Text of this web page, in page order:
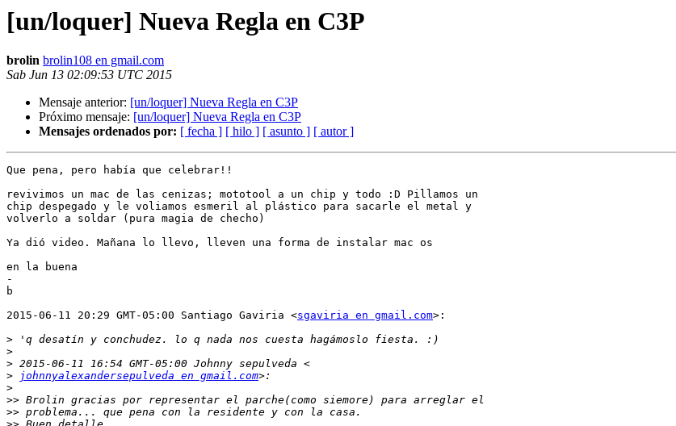
[un/loquer] Nueva Regla en C3P
brolin brolin108 en gmail.com
Sab Jun 13 02:09:53 UTC 2015
Mensaje anterior: [un/loquer] Nueva Regla en C3P
Próximo mensaje: [un/loquer] Nueva Regla en C3P
Mensajes ordenados por: [ fecha ] [ hilo ] [ asunto ] [ autor ]
Que pena, pero había que celebrar!!
revivimos un mac de las cenizas; mototool a un chip y todo :D Pillamos un
chip despegado y le voliamos esmeril al plástico para sacarle el metal y
volverlo a soldar (pura magia de checho)
Ya dió video. Mañana lo llevo, lleven una forma de instalar mac os
en la buena
-
b
2015-06-11 20:29 GMT-05:00 Santiago Gaviria <sgaviria en gmail.com>:
>
>
>
>
johnnyalexandersepulveda en gmail.com
>
>>
>>